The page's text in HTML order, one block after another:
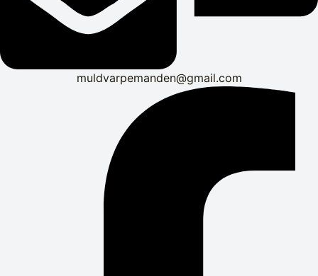
muldvarpemanden@gmail.com